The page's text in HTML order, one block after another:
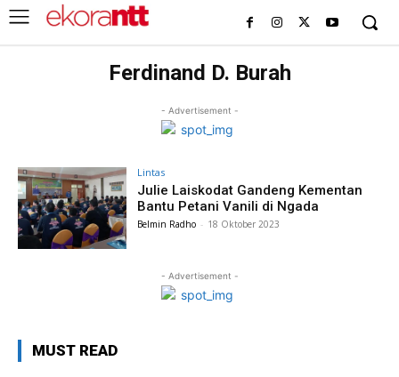
Ferdinand D. Burah
- Advertisement -
Lintas
Julie Laiskodat Gandeng Kementan
Bantu Petani Vanili di Ngada
Belmin Radho - 18 Oktober 2023
- Advertisement -
MUST READ